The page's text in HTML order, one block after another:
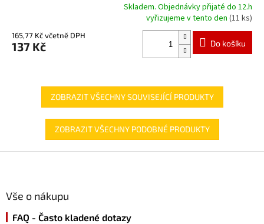
produktu
je
Skladem. Objednávky přijaté do 12.h
vyřizujeme v tento den(11 ks)
165,77 Kč včetně DPH
137 Kč Do košíku
ZOBRAZIT VŠECHNY SOUVISEJÍCÍ PRODUKTY
ZOBRAZIT VŠECHNY PODOBNÉ PRODUKTY
Vše o nákupu
FAQ - Často kladené dotazy